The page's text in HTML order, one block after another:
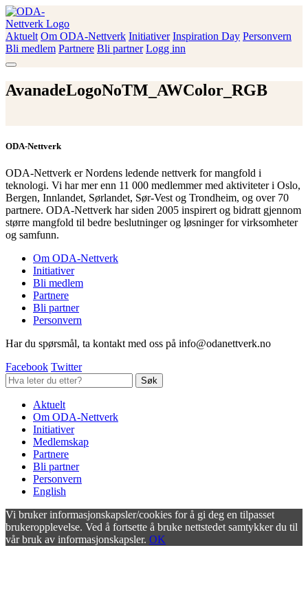
Skip
to
content
ODA-Nettverk
Aktuelt Om ODA-Nettverk Initiativer Inspiration Day Personvern
Bli medlem Partnere Bli partner Logg inn
AvanadeLogoNoTM_AWColor_RGB
ODA-Nettverk
ODA-Nettverk er Nordens ledende nettverk for mangfold i
teknologi. Vi har mer enn 11 000 medlemmer med aktiviteter i Oslo,
Bergen, Innlandet, Sørlandet, Sør-Vest og Trondheim, og over 70
partnere. ODA-Nettverk har siden 2005 inspirert og bidratt gjennom
større mangfold til bedre beslutninger og løsninger for virksomheter
og samfunn.
Om ODA-Nettverk
Initiativer
Bli medlem
Partnere
Bli partner
Personvern
Har du spørsmål, ta kontakt med oss på info@odanettverk.no
Facebook Twitter
Aktuelt
Om ODA-Nettverk
Initiativer
Medlemskap
Partnere
Bli partner
Personvern
English
Vi bruker informasjonskapsler/cookies for å gi deg en tilpasset
brukeropplevelse. Ved å fortsette å bruke nettstedet samtykker du til
vår bruk av informasjonskapsler. OK